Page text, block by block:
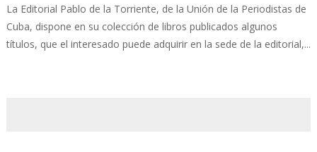
La Editorial Pablo de la Torriente, de la Unión de la Periodistas de
Cuba, dispone en su colección de libros publicados algunos
títulos, que el interesado puede adquirir en la sede de la editorial,...